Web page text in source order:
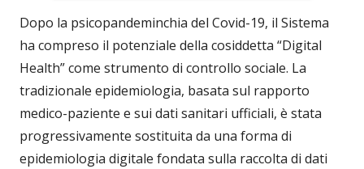
Dopo la psicopandeminchia del Covid-19, il Sistema
ha compreso il potenziale della cosiddetta “Digital
Health” come strumento di controllo sociale. La
tradizionale epidemiologia, basata sul rapporto
medico-paziente e sui dati sanitari ufficiali, è stata
progressivamente sostituita da una forma di
epidemiologia digitale fondata sulla raccolta di dati